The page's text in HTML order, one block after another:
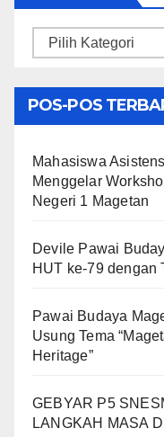
Kategori
POS-POS
Mahasiswa
Menggelar
Negeri 1 Magetan
Devile Pawai
HUT ke-79 dengan
Pawai Budaya
Usung Tema
Heritage”
GEBYAR P5
LANGKAH MASA